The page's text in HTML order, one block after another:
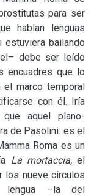
para ser
hablan lenguas
estuviera bailando
debe ser leído
encuadres que lo
marco temporal
con él. Iría
aquel plano-
de Pasolini: es el
Roma es un
La mortaccia, el
los nueve círculos
lengua –la del